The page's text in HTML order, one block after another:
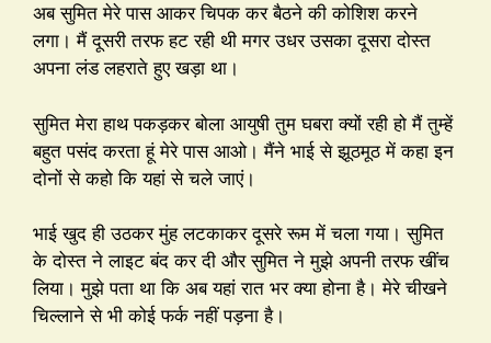
अब सुमित मेरे पास आकर चिपक कर बैठने की कोशिश करने
लगा। मैं दूसरी तरफ हट रही थी मगर उधर उसका दूसरा दोस्त
अपना लंड लहराते हुए खड़ा था।
सुमित मेरा हाथ पकड़कर बोला आयुषी तुम घबरा क्यों रही हो मैं तुम्हें
बहुत पसंद करता हूं मेरे पास आओ। मैंने भाई से झूठमूठ में कहा इन
दोनों से कहो कि यहां से चले जाएं।
भाई खुद ही उठकर मुंह लटकाकर दूसरे रूम में चला गया। सुमित
के दोस्त ने लाइट बंद कर दी और सुमित ने मुझे अपनी तरफ खींच
लिया। मुझे पता था कि अब यहां रात भर क्या होना है। मेरे चीखने
चिल्लाने से भी कोई फर्क नहीं पड़ना है।